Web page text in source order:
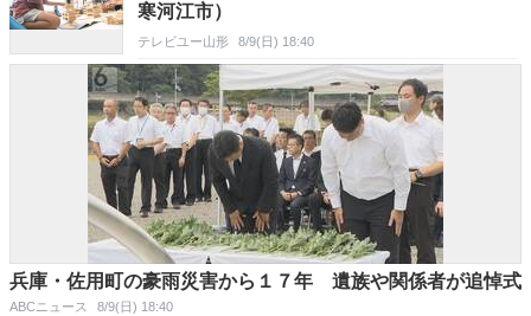
寒河江市）
テレビユー山形 8/9(日) 18:40
兵庫・佐用町の豪雨災害から１７年 遺族や関係者が追悼式
ABCニュース 8/9(日) 18:40